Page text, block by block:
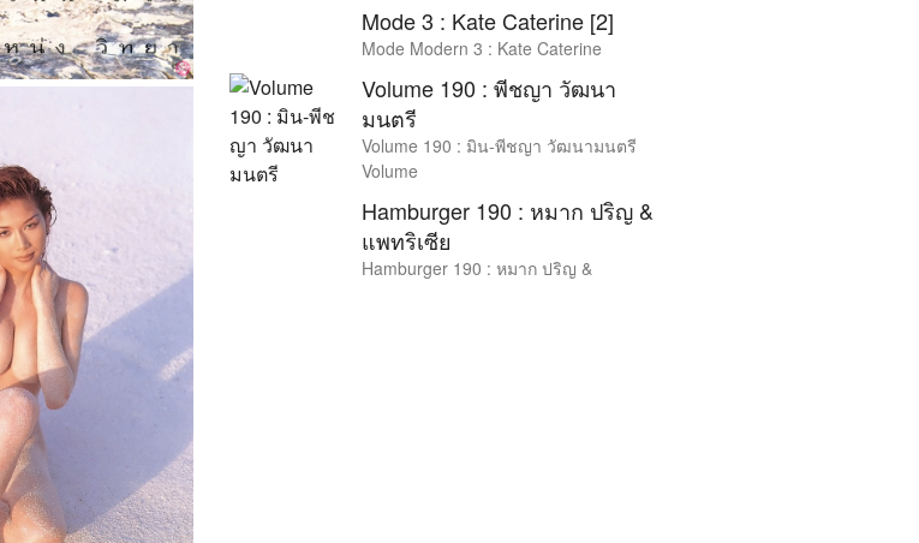
Mode 3 : Kate Caterine [2]
Mode Modern 3 : Kate Caterine
Volume 190 : พีชญา วัฒนา
มนตรี
Volume 190 : มิน-พีชญา วัฒนามนตรี
Volume
Hamburger 190 : หมาก ปริญ &
แพทริเซีย
Hamburger 190 : หมาก ปริญ &